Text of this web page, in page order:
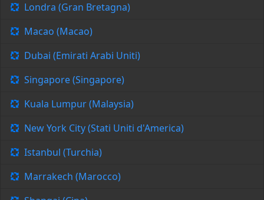
Londra (Gran Bretagna)
Macao (Macao)
Dubai (Emirati Arabi Uniti)
Singapore (Singapore)
Kuala Lumpur (Malaysia)
New York City (Stati Uniti d'America)
Istanbul (Turchia)
Marrakech (Marocco)